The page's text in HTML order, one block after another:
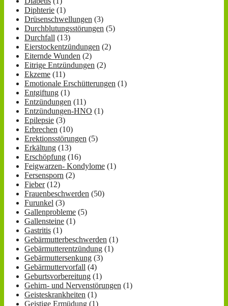
Diphterie (1)
Drüsenschwellungen (3)
Durchblutungsstörungen (5)
Durchfall (13)
Eierstockentzündungen (2)
Eiternde Wunden (2)
Eitrige Entzündungen (2)
Ekzeme (11)
Emotionale Erschütterungen (1)
Entgiftung (1)
Entzündungen (11)
Entzündungen-HNO (1)
Epilepsie (3)
Erbrechen (10)
Erektionsstörungen (5)
Erkältung (13)
Erschöpfung (16)
Feigwarzen- Kondylome (1)
Fersensporn (2)
Fieber(12)
Frauenbeschwerden (50)
Furunkel (3)
Gallenprobleme (5)
Gallensteine (1)
Gastritis (1)
Gebärmutterbeschwerden (1)
Gebärmutterentzündung (1)
Gebärmuttersenkung (3)
Gebärmuttervorfall (4)
Geburtsvorbereitung (1)
Gehirn- und Nervenstörungen (1)
Geisteskrankheiten (1)
Geistige Ermüdung (1)